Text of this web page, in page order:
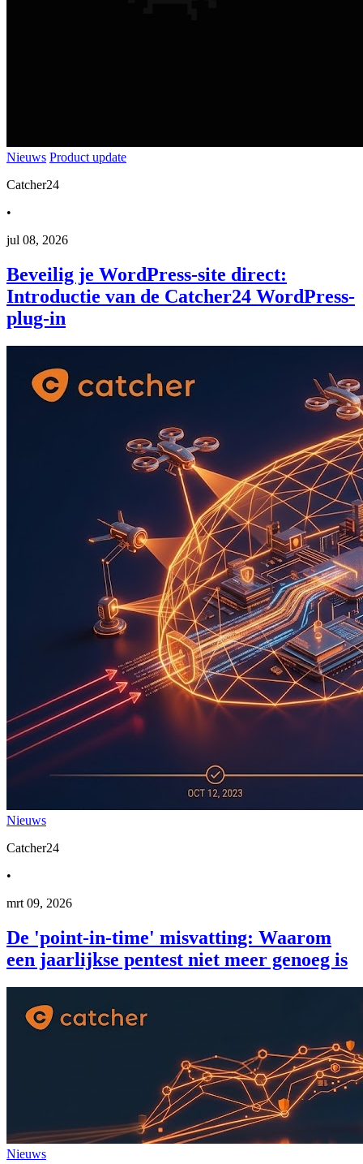
Nieuws Product update
Catcher24
•
jul 08, 2026
Beveilig je WordPress-site direct:
Introductie van de Catcher24 WordPress-
plug-in
Nieuws
Catcher24
•
mrt 09, 2026
De 'point-in-time' misvatting: Waarom
een jaarlijkse pentest niet meer genoeg is
Nieuws